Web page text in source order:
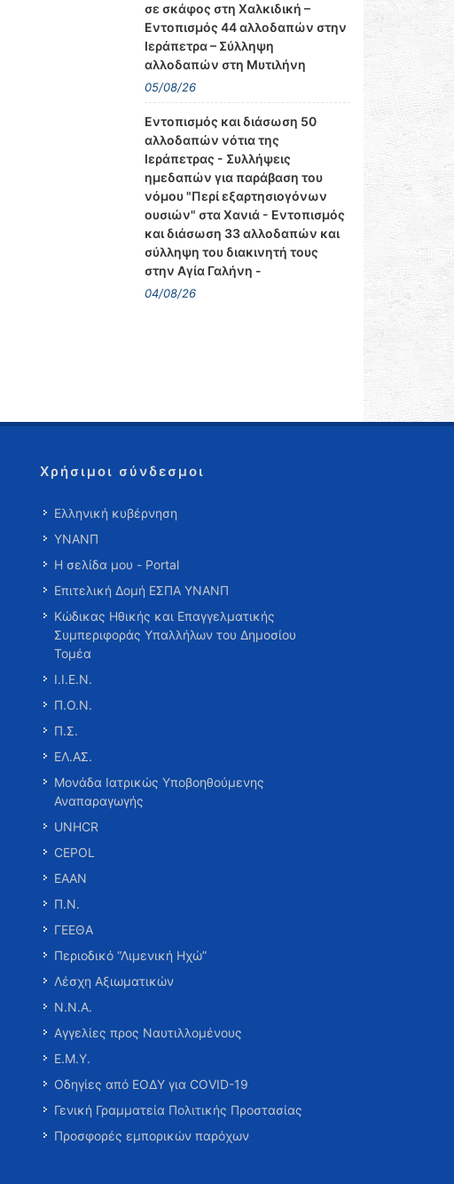
σε σκάφος στη Χαλκιδική –
Εντοπισμός 44 αλλοδαπών στην
Ιεράπετρα – Σύλληψη
αλλοδαπών στη Μυτιλήνη
05/08/26
Εντοπισμός και διάσωση 50
αλλοδαπών νότια της
Ιεράπετρας - Συλλήψεις
ημεδαπών για παράβαση του
νόμου "Περί εξαρτησιογόνων
ουσιών" στα Χανιά - Εντοπισμός
και διάσωση 33 αλλοδαπών και
σύλληψη του διακινητή τους
στην Αγία Γαλήνη -
04/08/26
Χρήσιμοι σύνδεσμοι
Ελληνική κυβέρνηση
ΥΝΑΝΠ
Η σελίδα μου - Portal
Επιτελική Δομή ΕΣΠΑ ΥΝΑΝΠ
Κώδικας Ηθικής και Επαγγελματικής
Συμπεριφοράς Υπαλλήλων του Δημοσίου
Τομέα
Ι.Ι.Ε.Ν.
Π.Ο.Ν.
Π.Σ.
ΕΛ.ΑΣ.
Μονάδα Ιατρικώς Υποβοηθούμενης
Αναπαραγωγής
UNHCR
CEPOL
ΕΑΑΝ
Π.Ν.
ΓΕΕΘΑ
Περιοδικό “Λιμενική Ηχώ”
Λέσχη Αξιωματικών
Ν.Ν.Α.
Αγγελίες προς Ναυτιλλομένους
Ε.Μ.Υ.
Οδηγίες από ΕΟΔΥ για COVID-19
Γενική Γραμματεία Πολιτικής Προστασίας
Προσφορές εμπορικών παρόχων